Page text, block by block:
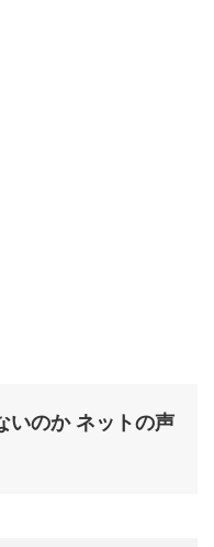
いのか ネットの声